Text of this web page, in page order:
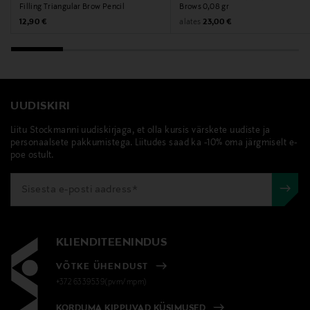
Filling Triangular Brow Pencil
Original Price
12,90 €
Brows 0,08 gr
alates Original Price
23,00 €
UUDISKIRI
Liitu Stockmanni uudiskirjaga, et olla kursis värskete uudiste ja
personaalsete pakkumistega. Liitudes saad ka -10% oma järgmiselt e-
poe ostult.
KLIENDITEENINDUS
VÕTKE ÜHENDUST
+372 6339539(pvm/mpm)